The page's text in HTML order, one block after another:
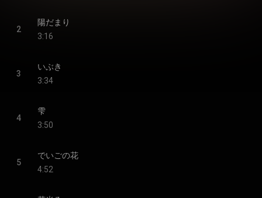
2
陽だまり
3:16
3
いぶき
3:34
4
雫
3:50
5
でいごの花
4:52